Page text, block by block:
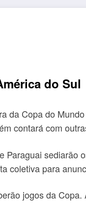
do Sul
da Copa do
contará com
Paraguai sediarão
coletiva para
jogos da